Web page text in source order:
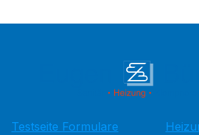
Testseite Formulare